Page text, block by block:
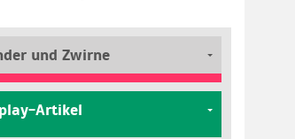
und Zwirne
Artikel